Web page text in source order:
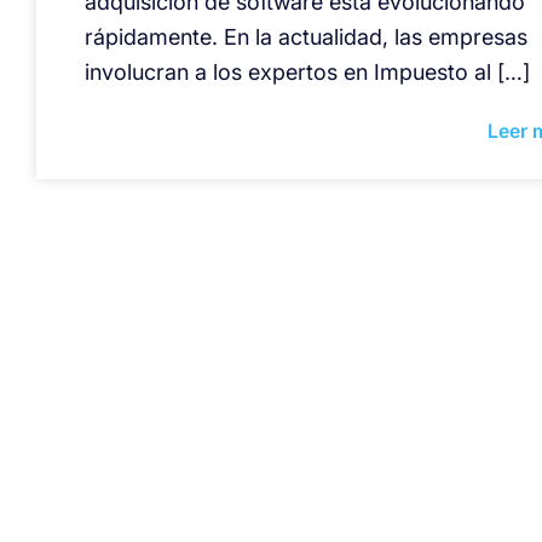
rápidamente. En la actualidad, las empresas
involucran a los expertos en Impuesto al […]
Leer